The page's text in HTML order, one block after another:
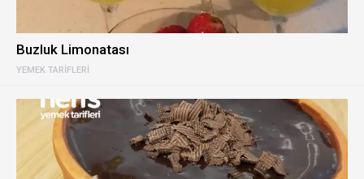
YEMEK TARIFLERI
Buzluk Limonatası